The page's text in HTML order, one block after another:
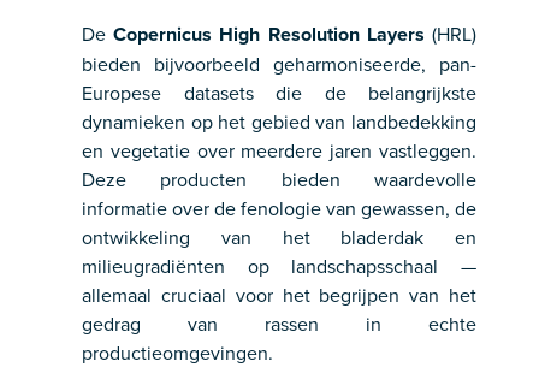
DeCopernicus High Resolution Layers (HRL)
bieden bijvoorbeeld geharmoniseerde, pan-
Europese datasets die de belangrijkste
dynamieken op het gebied van landbedekking
en vegetatie over meerdere jaren vastleggen.
Deze producten bieden waardevolle
informatie over de fenologie van gewassen, de
ontwikkeling van het bladerdak en
milieugradiënten op landschapsschaal —
allemaal cruciaal voor het begrijpen van het
gedrag van rassen in echte
productieomgevingen.